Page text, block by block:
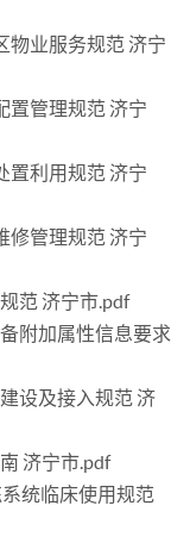
物业服务规范 济宁
置管理规范 济宁
置利用规范 济宁
修管理规范 济宁
范 济宁市.pdf
附加属性信息要求
设及接入规范 济
济宁市.pdf
统临床使用规范